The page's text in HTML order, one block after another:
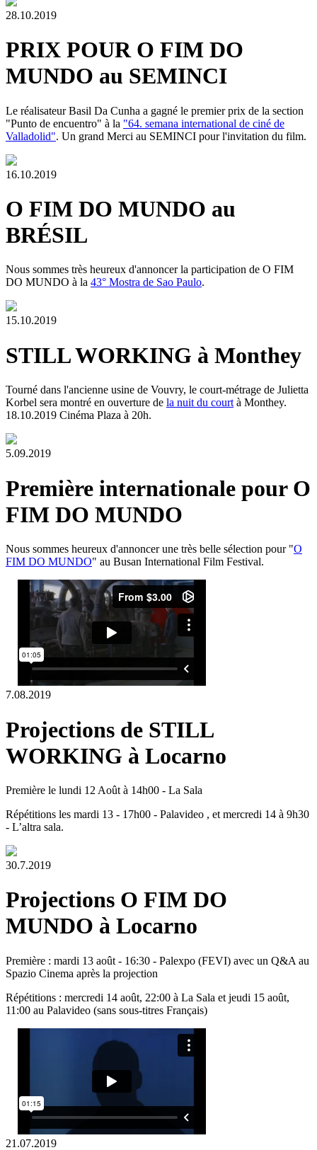
28.10.2019
PRIX POUR O FIM DO
MUNDO au SEMINCI
Le réalisateur Basil Da Cunha a gagné le premier prix de la section
"Punto de encuentro" à la "64. semana international de ciné de
Valladolid". Un grand Merci au SEMINCI pour l'invitation du film.
16.10.2019
O FIM DO MUNDO au
BRÉSIL
Nous sommes très heureux d'annoncer la participation de O FIM
DO MUNDO à la 43° Mostra de Sao Paulo.
15.10.2019
STILL WORKING à Monthey
Tourné dans l'ancienne usine de Vouvry, le court-métrage de Julietta
Korbel sera montré en ouverture de la nuit du court à Monthey.
18.10.2019 Cinéma Plaza à 20h.
5.09.2019
Première internationale pour O
FIM DO MUNDO
Nous sommes heureux d'annoncer une très belle sélection pour "O
FIM DO MUNDO" au Busan International Film Festival.
7.08.2019
Projections de STILL
WORKING à Locarno
Première le lundi 12 Août à 14h00 - La Sala
Répétitions les mardi 13 - 17h00 - Palavideo , et mercredi 14 à 9h30
- L’altra sala.
30.7.2019
Projections O FIM DO
MUNDO à Locarno
Première : mardi 13 août - 16:30 - Palexpo (FEVI) avec un Q&A au
Spazio Cinema après la projection
Répétitions : mercredi 14 août, 22:00 à La Sala et jeudi 15 août,
11:00 au Palavideo (sans sous-titres Français)
21.07.2019